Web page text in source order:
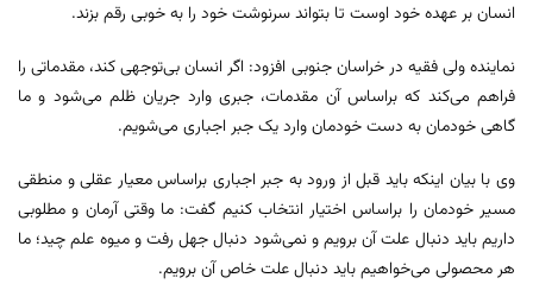
انسان بر عهده خود اوست تا بتواند سرنوشت خود را به خوبی رقم بزند.
نماینده ولی فقیه در خراسان جنوبی افزود: اگر انسان بی‌توجهی کند، مقدماتی را
فراهم می‌کند که براساس آن مقدمات، جبری وارد جریان ظلم می‌شود و ما
گاهی خودمان به دست خودمان وارد یک جبر اجباری می‌شویم.
وی با بیان اینکه باید قبل از ورود به جبر اجباری براساس معیار عقلی و منطقی
مسیر خودمان را براساس اختیار انتخاب کنیم گفت: ما وقتی آرمان و مطلوبی
داریم باید دنبال علت آن برویم و نمی‌شود دنبال جهل رفت و میوه علم چید؛ ما
هر محصولی می‌خواهیم باید دنبال علت خاص آن برویم.